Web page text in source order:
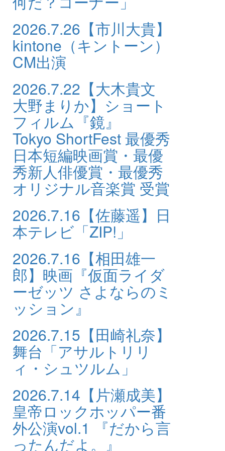
2026.7.26 【市川大貴】
kintone（キントーン）
CM出演
2026.7.22 【大木貴文
大野まりか】ショート
フィルム『鏡』
Tokyo ShortFest 最優秀
日本短編映画賞・最優
秀新人俳優賞・最優秀
オリジナル音楽賞 受賞
2026.7.16 【佐藤遥】日
本テレビ「ZIP!」
2026.7.16 【相田雄一
郎】映画『仮面ライダ
ーゼッツ さよならのミ
ッション』
2026.7.15 【田崎礼奈】
舞台「アサルトリリ
ィ・シュツルム」
2026.7.14 【片瀬成美】
皇帝ロックホッパー番
外公演vol.1 『だから言
ったんだよ。』